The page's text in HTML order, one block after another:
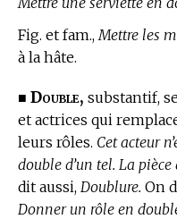
Fig. et fam., Mettre les
à la hâte.
■ Double, substantif,
et actrices qui
leurs rôles. Cet acteur
double d’un tel. La
dit aussi, Doublure. On
Donner un rôle en